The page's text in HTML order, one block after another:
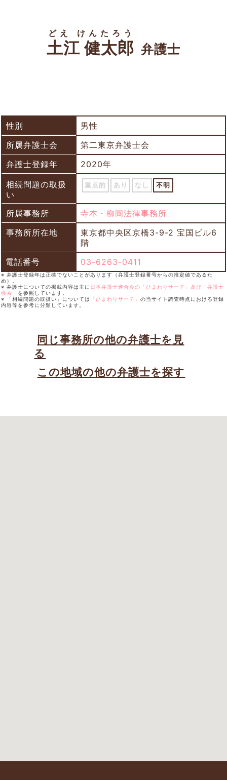
土江 健太郎
どえ けんたろう
弁護士
性別
男性
所属弁護士会
第二東京弁護士会
弁護士登録年
2020年
相続問題の取扱
い
重点的 あり なし 不明
所属事務所
寺本・柳岡法律事務所
事務所所在地
東京都中央区京橋3-9-2 宝国ビル6
階
電話番号
03-6263-0411
※ 弁護士登録年は正確でないことがあります（弁護士登録番号からの推定値であるた
め）。
※ 弁護士についての掲載内容は主に 日本弁護士連合会の「ひまわりサーチ」及び「弁護士
検索」 を参照しています。
※ 「相続問題の取扱い」については
「ひまわりサーチ」 の当サイト調査時点における登録
内容等を参考に分類しています。
同じ事務所の他の弁護士を見
る
この地域の他の弁護士を探す